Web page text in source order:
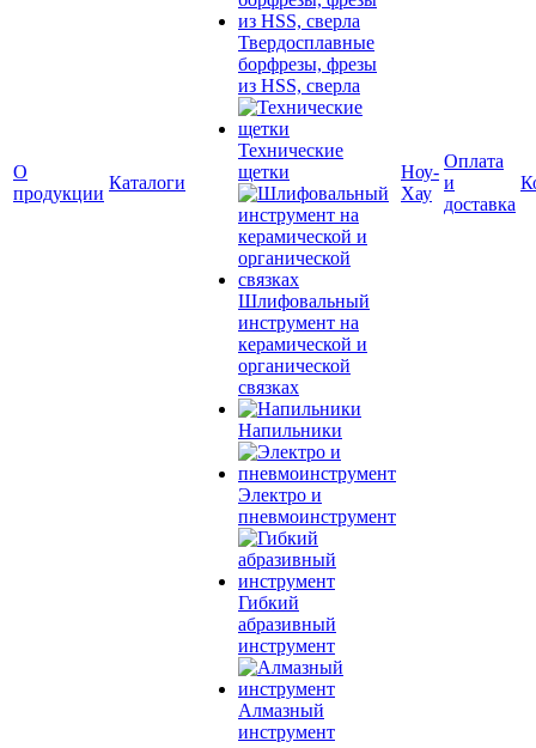
О
продукции
Каталоги
Твердосплавные
борфрезы, фрезы
из HSS, сверла
Технические
щетки
Шлифовальный
инструмент на
керамической и
органической
связках
Напильники
Электро и
пневмоинструмент
Гибкий
абразивный
инструмент
Алмазный
инструмент
Ноу-
Хау
Оплата
и
доставка